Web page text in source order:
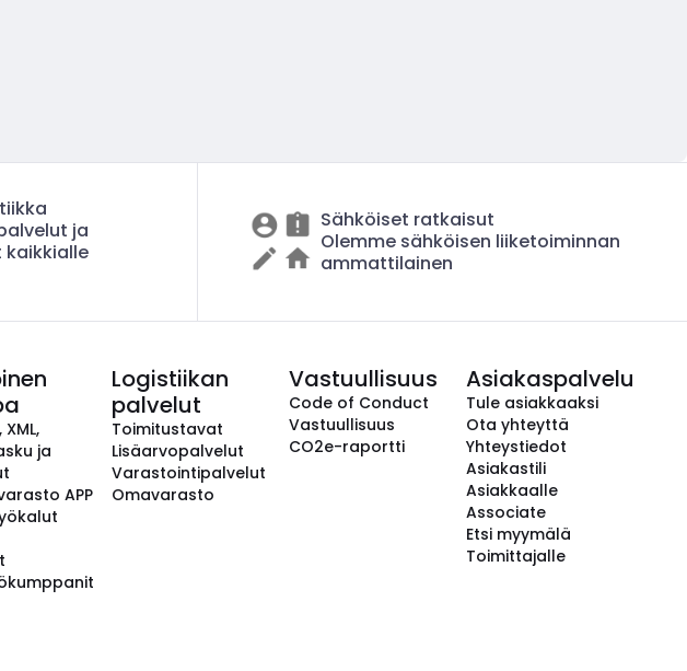
ja
Sähköiset ratkaisut
Olemme sähköisen liiketoiminnan
ammattilainen
XML,
ja
APP
Logistiikan
palvelut
Toimitustavat
Lisäarvopalvelut
Varastointipalvelut
Omavarasto
Vastuullisuus
Code of Conduct
Vastuullisuus
CO2e-raportti
Asiakaspalvelu
Tule asiakkaaksi
Ota yhteyttä
Yhteystiedot
Asiakastili
Asiakkaalle
Associate
Etsi myymälä
Toimittajalle